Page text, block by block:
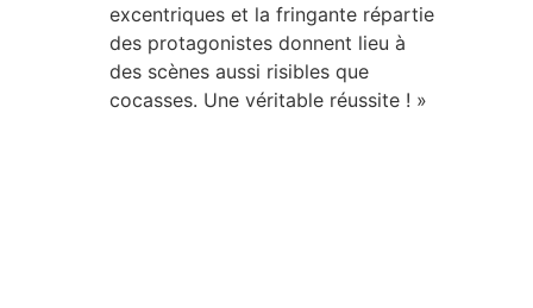
excentriques et la fringante répartie
des protagonistes donnent lieu à
des scènes aussi risibles que
cocasses. Une véritable réussite ! »